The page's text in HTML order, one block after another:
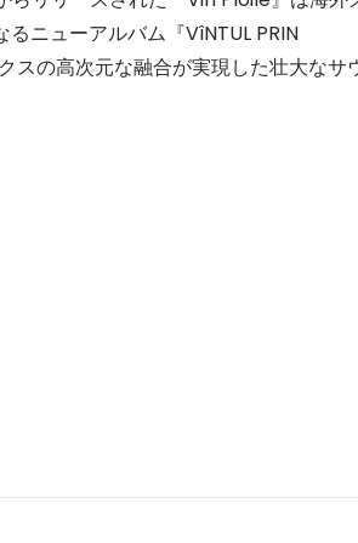
ニューアルバム『VîNTUL PRIN
スの高次元な融合が実現した壮大なサ